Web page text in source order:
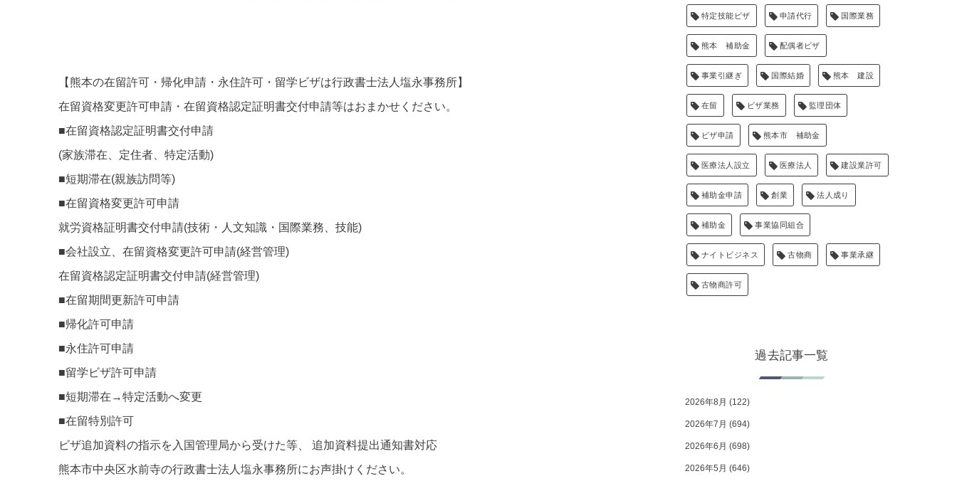
【熊本の在留許可・帰化申請・永住許可・留学ビザは行政書士法人塩永事務所】
在留資格変更許可申請・在留資格認定証明書交付申請等はおまかせください。
■在留資格認定証明書交付申請
(家族滞在、定住者、特定活動)
■短期滞在(親族訪問等)
■在留資格変更許可申請
就労資格証明書交付申請(技術・人文知識・国際業務、技能)
■会社設立、在留資格変更許可申請(経営管理)
在留資格認定証明書交付申請(経営管理)
■在留期間更新許可申請
■帰化許可申請
■永住許可申請
■留学ビザ許可申請
■短期滞在→特定活動へ変更
■在留特別許可
ビザ追加資料の指示を入国管理局から受けた等、 追加資料提出通知書対応
熊本市中央区水前寺の行政書士法人塩永事務所にお声掛けください。
特定技能ビザ 申請代行 国際業務
熊本 補助金 配偶者ビザ
事業引継ぎ 国際結婚 熊本 建設
在留 ビザ業務 監理団体
ビザ申請 熊本市 補助金
医療法人設立 医療法人 建設業許可
補助金申請 創業 法人成り
補助金 事業協同組合
ナイトビジネス 古物商 事業承継
古物商許可
過去記事一覧
2026年8月 (122)
2026年7月 (694)
2026年6月 (698)
2026年5月 (646)